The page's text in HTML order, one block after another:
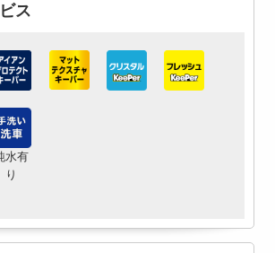
ス
水有
り